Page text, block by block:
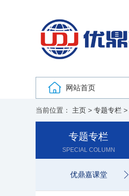
网站首页
当前位置： 主页 > 专题专栏 >
专题专栏
SPECIAL COLUMN
优鼎嘉课堂